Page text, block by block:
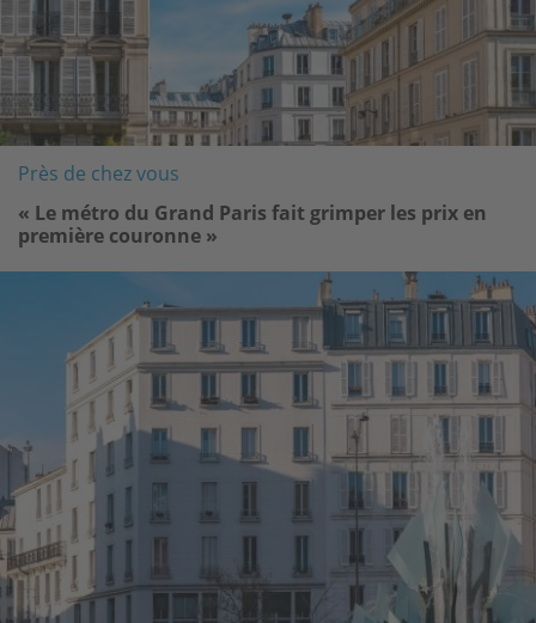
Près de chez vous
« Le métro du Grand Paris fait grimper les prix en
première couronne »
Image